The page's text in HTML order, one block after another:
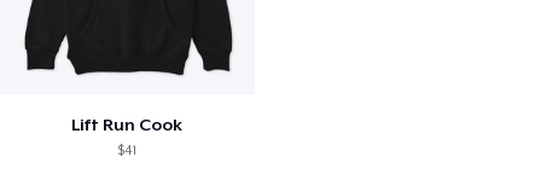
Lift Run Cook
$41